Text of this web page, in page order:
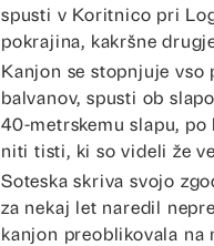
spusti v Koritnico pri
pokrajina, kakršne
Kanjon se stopnjuje vso
balvanov, spusti ob
40-metrskemu slapu,
niti tisti, ki so videli že
Soteska skriva svojo
za nekaj let naredil
kanjon preoblikovala na